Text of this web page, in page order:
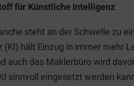
für Künstliche Intelligenz
steht an der Schwelle zu
hält Einzug in immer mehr
auch das Maklerbüro wird
sinnvoll eingesetzt werden